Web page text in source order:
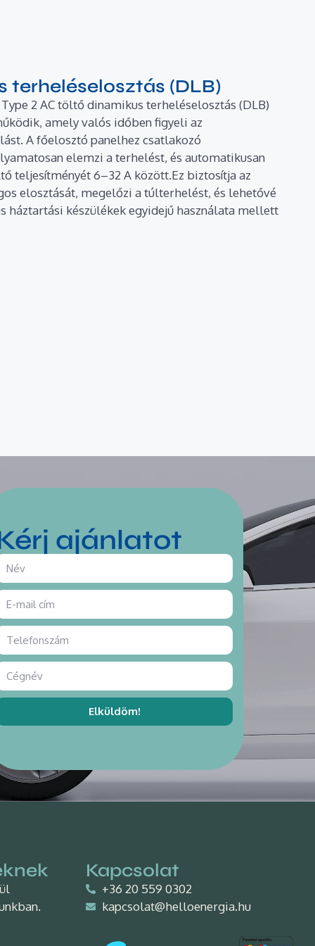
terheléselosztás (DLB)
Type 2 AC töltő dinamikus terheléselosztás (DLB)
amely valós időben figyeli az
A főelosztó panelhez csatlakozó
elemzi a terhelést, és automatikusan
teljesítményét 6–32 A között.Ez biztosítja az
elosztását, megelőzi a túlterhelést, és lehetővé
háztartási készülékek egyidejű használata mellett
ajánlatot
Elküldöm!
Kapcsolat
+36 20 559 0302
kapcsolat@helloenergia.hu